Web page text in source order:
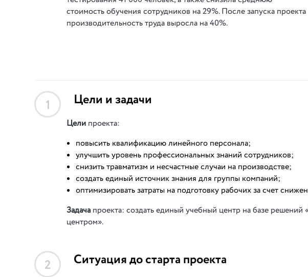
стоимость обучения сотрудников на 29%. После запуска проекта
производительность труда выросла на 40%.
1 Цели и задачи
Цели проекта:
повысить квалификацию линейного персонала;
улучшить уровень профессиональных знаний сотрудников;
снизить травматизм и несчастные случаи на производстве;
создать единый источник знания для группы компаний;
оптимизировать затраты на подготовку рабочих за счет
Задача проекта: создать единый учебный центр на базе
центром».
2 Ситуация до старта проекта